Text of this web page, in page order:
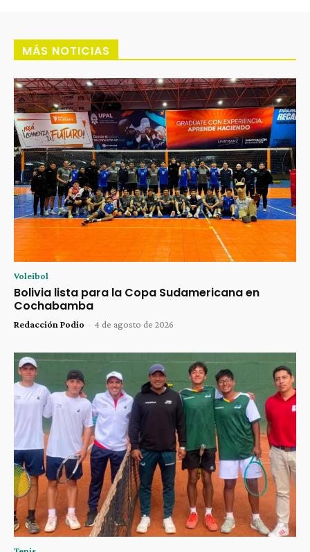
MÁS NOTICIAS
Voleibol
Bolivia lista para la Copa Sudamericana en
Cochabamba
Redacción Podio - 4 de agosto de 2026